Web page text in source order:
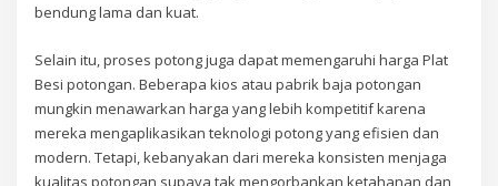
bendung lama dan kuat.
Selain itu, proses potong juga dapat memengaruhi harga Plat
Besi potongan. Beberapa kios atau pabrik baja potongan
mungkin menawarkan harga yang lebih kompetitif karena
mereka mengaplikasikan teknologi potong yang efisien dan
modern. Tetapi, kebanyakan dari mereka konsisten menjaga
kualitas potongan supaya tak mengorbankan ketahanan dan